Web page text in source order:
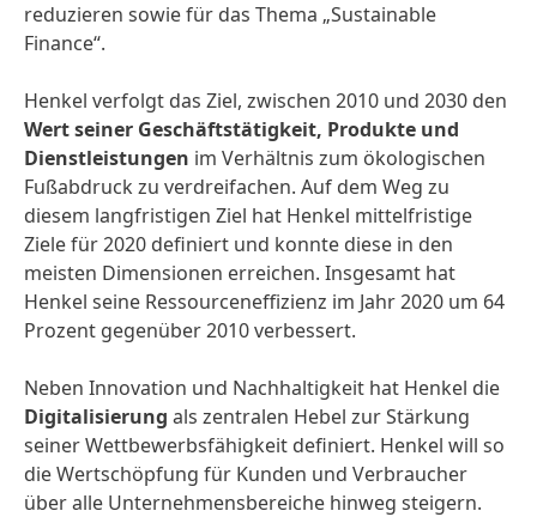
reduzieren sowie für das Thema „Sustainable
Finance“.
Henkel verfolgt das Ziel, zwischen 2010 und 2030 den
Wert seiner Geschäftstätigkeit, Produkte und
Dienstleistungen im Verhältnis zum ökologischen
Fußabdruck zu verdreifachen. Auf dem Weg zu
diesem langfristigen Ziel hat Henkel mittelfristige
Ziele für 2020 definiert und konnte diese in den
meisten Dimensionen erreichen. Insgesamt hat
Henkel seine Ressourceneffizienz im Jahr 2020 um 64
Prozent gegenüber 2010 verbessert.
Neben Innovation und Nachhaltigkeit hat Henkel die
Digitalisierung als zentralen Hebel zur Stärkung
seiner Wettbewerbsfähigkeit definiert. Henkel will so
die Wertschöpfung für Kunden und Verbraucher
über alle Unternehmensbereiche hinweg steigern.